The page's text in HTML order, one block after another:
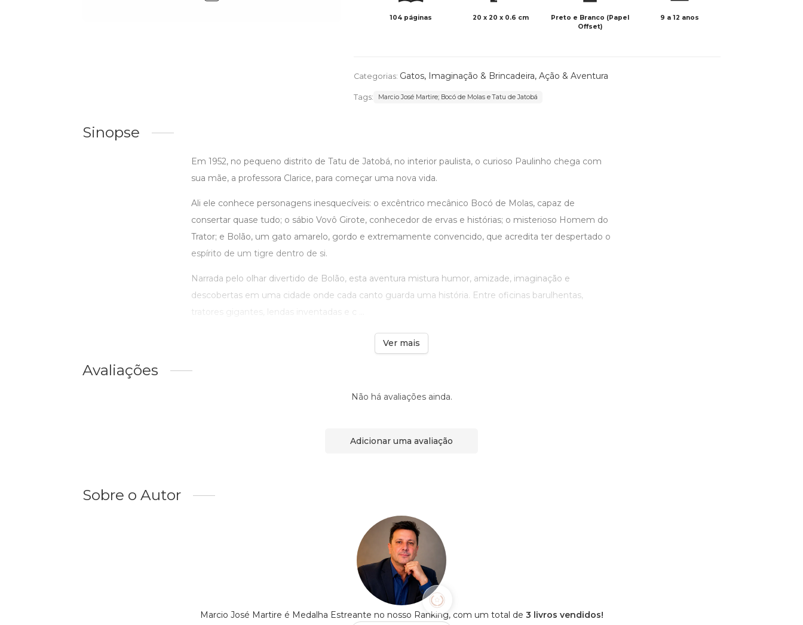
104 páginas 20 x 20 x 0.6 cm
Preto e Branco (Papel
Offset)
9 a 12 anos
Categorias: Gatos, Imaginação & Brincadeira, Ação & Aventura
Tags: Marcio José Martire; Bocó de Molas e Tatu de Jatobá
Sinopse
Em 1952, no pequeno distrito de Tatu de Jatobá, no interior paulista, o curioso Paulinho chega com
sua mãe, a professora Clarice, para começar uma nova vida.
Ali ele conhece personagens inesquecíveis: o excêntrico mecânico Bocó de Molas, capaz de
consertar quase tudo; o sábio Vovô Girote, conhecedor de ervas e histórias; o misterioso Homem do
Trator; e Bolão, um gato amarelo, gordo e extremamente convencido, que acredita ter despertado o
espírito de um tigre dentro de si.
Narrada pelo olhar divertido de Bolão, esta aventura mistura humor, amizade, imaginação e
descobertas em uma cidade onde cada canto guarda uma história. Entre oficinas barulhentas,
tratores gigantes, lendas inventadas e c ...
Ver mais
Avaliações
Não há avaliações ainda.
Adicionar uma avaliação
Sobre o Autor
Marcio José Martire é Medalha Estreante no nosso Ranking, com um total de 3 livros vendidos!